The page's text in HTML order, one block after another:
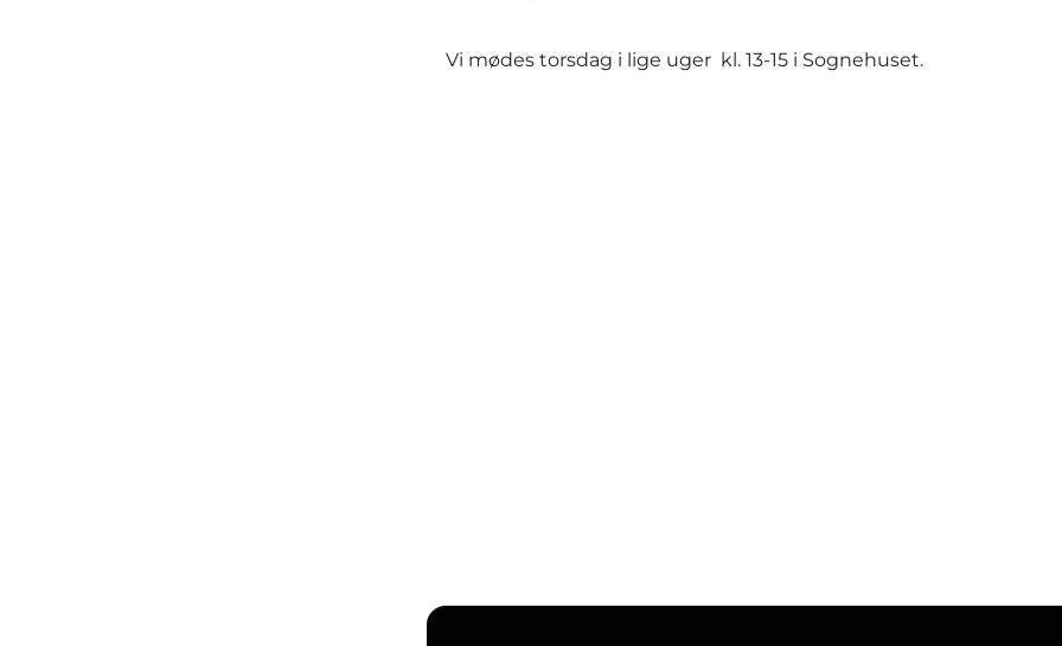
Vi mødes torsdag i lige uger kl. 13-15 i Sognehuset.